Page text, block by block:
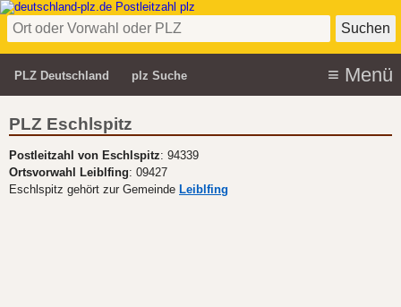
PLZ Deutschland plz Suche
PLZ Eschlspitz
Postleitzahl von Eschlspitz: 94339
Ortsvorwahl Leiblfing: 09427
Eschlspitz gehört zur Gemeinde Leiblfing